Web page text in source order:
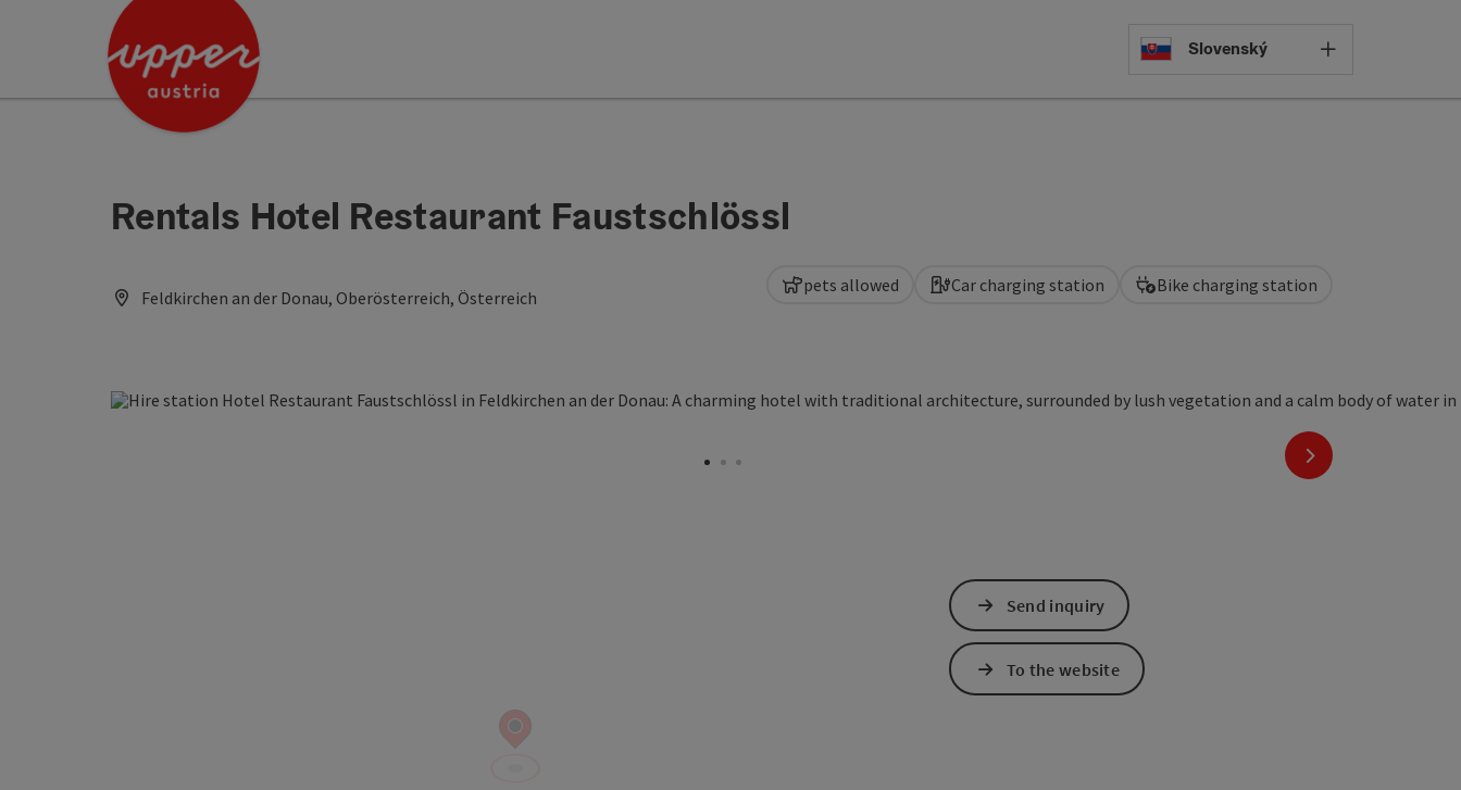
Accesskey
Accesskey
Select
Slovenský
Rentals Hotel Restaurant Faustschlössl
Feldkirchen an der Donau, Oberösterreich, Österreich
next slide
pets allowed Car charging station Bike charging station
Send inquiry
To the website